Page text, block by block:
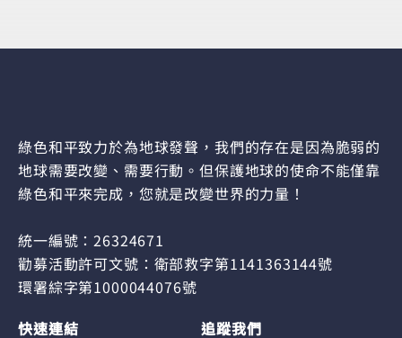
綠色和平致力於為地球發聲，我們的存在是因為脆弱的
地球需要改變、需要行動。但保護地球的使命不能僅靠
綠色和平來完成，您就是改變世界的力量！
統一編號：26324671
勸募活動許可文號：衛部救字第1141363144號
環署綜字第1000044076號
快速連結
追蹤我們